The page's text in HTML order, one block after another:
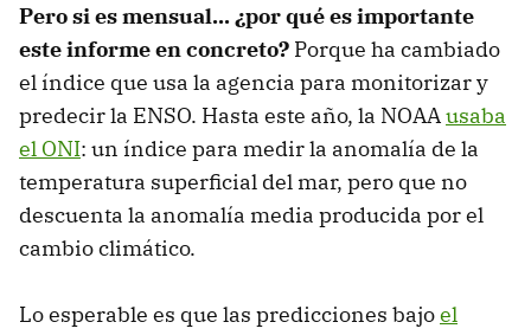
Pero si es mensual... ¿por qué es importante
este informe en concreto? Porque ha cambiado
el índice que usa la agencia para monitorizar y
predecir la ENSO. Hasta este año, la NOAAusaba
el ONI: un índice para medir la anomalía de la
temperatura superficial del mar, pero que no
descuenta la anomalía media producida por el
cambio climático.
Lo esperable es que las predicciones bajoel